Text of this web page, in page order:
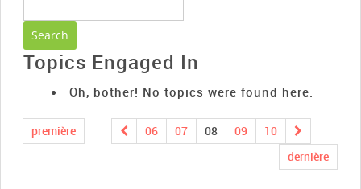
Topics Engaged In
Oh, bother! No topics were found here.
première 06 07 08 09
10
dernière